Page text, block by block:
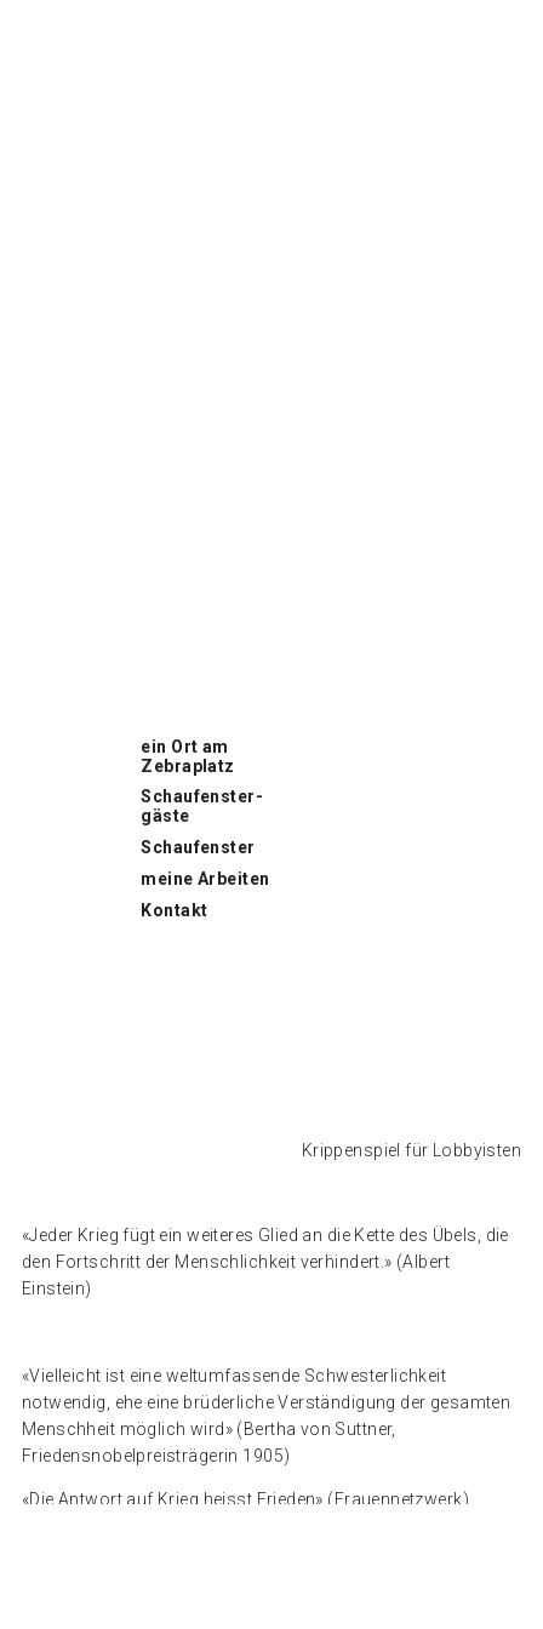
ein Ort am
Zebraplatz
Schaufenster­
gäste
Schaufenster
meine Arbeiten
Kontakt
Krippenspiel für Lobbyisten
«Jeder Krieg fügt ein weiteres Glied an die Kette des Übels, die
den Fortschritt der Menschlichkeit verhindert.» (Albert
Einstein)
«Vielleicht ist eine weltumfassende Schwesterlichkeit
notwendig, ehe eine brüderliche Verständigung der gesamten
Menschheit möglich wird» (Bertha von Suttner,
Friedensnobelpreisträgerin 1905)
«Die Antwort auf Krieg heisst Frieden» (Frauennetzwerk)